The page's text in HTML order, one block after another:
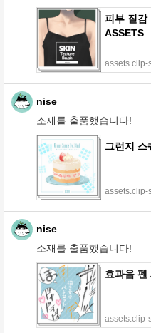
피부 질감
ASSETS
assets.clip-
nise
소재를 출품했습니다!
그런지 스
assets.clip-
nise
소재를 출품했습니다!
효과음 펜
assets.clip-